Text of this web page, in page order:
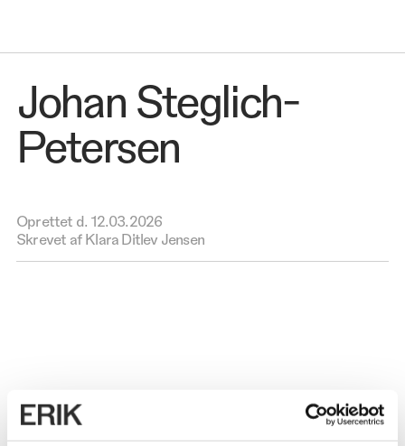
Johan Steglich-
Petersen
Oprettet d. 12.03.2026
Skrevet af Klara Ditlev Jensen